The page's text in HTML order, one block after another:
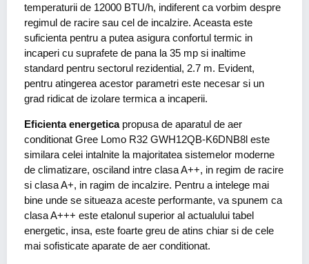
temperaturii de 12000 BTU/h, indiferent ca vorbim despre
regimul de racire sau cel de incalzire. Aceasta este
suficienta pentru a putea asigura confortul termic in
incaperi cu suprafete de pana la 35 mp si inaltime
standard pentru sectorul rezidential, 2.7 m. Evident,
pentru atingerea acestor parametri este necesar si un
grad ridicat de izolare termica a incaperii.
Eficienta energeticapropusa de aparatul de aer
conditionat Gree Lomo R32 GWH12QB-K6DNB8l este
similara celei intalnite la majoritatea sistemelor moderne
de climatizare, osciland intre clasa A++, in regim de racire
si clasa A+, in ragim de incalzire. Pentru a intelege mai
bine unde se situeaza aceste performante, va spunem ca
clasa A+++ este etalonul superior al actualului tabel
energetic, insa, este foarte greu de atins chiar si de cele
mai sofisticate aparate de aer conditionat.